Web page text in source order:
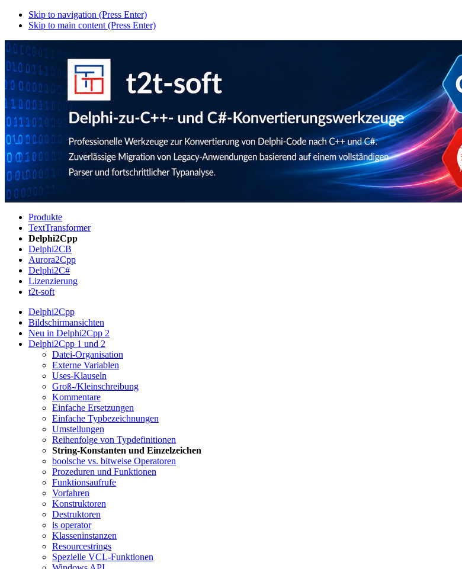
Skip to navigation (Press Enter)
Skip to main content (Press Enter)
Produkte
TextTransformer
Delphi2Cpp
Delphi2CB
Aurora2Cpp
Delphi2C#
Lizenzierung
t2t-soft
Delphi2Cpp
Bildschirmansichten
Neu in Delphi2Cpp 2
Delphi2Cpp 1 und 2
Datei-Organisation
Externe Variablen
Uses-Klauseln
Groß-/Kleinschreibung
Kommentare
Einfache Ersetzungen
Einfache Typbezeichnungen
Umstellungen
Reihenfolge von Typdefinitionen
String-Konstanten und Einzelzeichen
boolsche vs. bitweise Operatoren
Prozeduren und Funktionen
Funktionsaufrufe
Vorfahren
Konstruktoren
Destruktoren
is operator
Klasseninstanzen
Resourcestrings
Spezielle VCL-Funktionen